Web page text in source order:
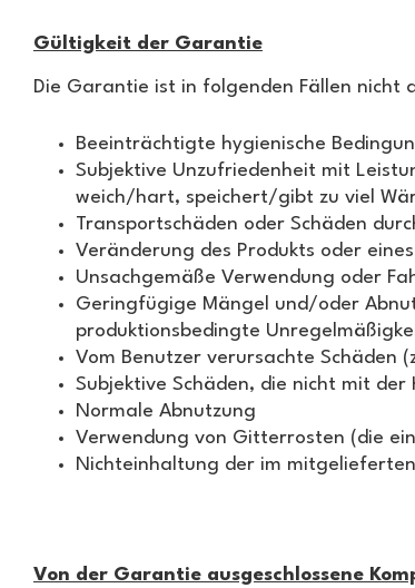
Gültigkeit der Garantie
Die Garantie ist in folgenden Fällen nicht
Beeinträchtigte hygienische
Subjektive Unzufriedenheit mit
weich/hart, speichert/gibt zu viel
Transportschäden oder Schäden
Veränderung des Produkts oder
Unsachgemäße Verwendung oder
Geringfügige Mängel und/oder
produktionsbedingte
Vom Benutzer verursachte Schäden
Subjektive Schäden, die nicht mit
Normale Abnutzung
Verwendung von Gitterrosten (die
Nichteinhaltung der im
Von der Garantie ausgeschlossene